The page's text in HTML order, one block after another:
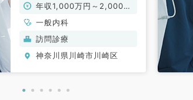
／常勤）
年収1,000万円～2,000万
一般内科
訪問診療
神奈川県川崎市川崎区